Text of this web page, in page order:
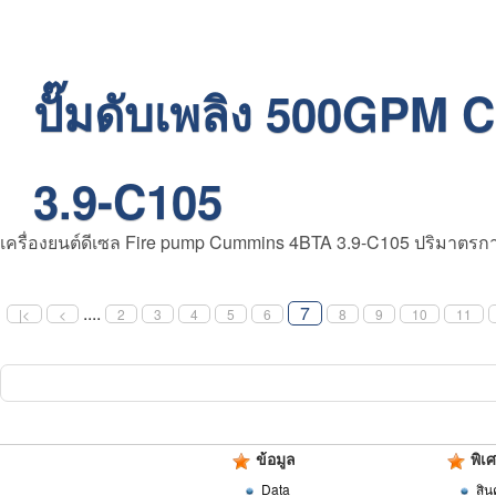
ปั๊มดับเพลิง 500GPM
3.9-C105
เครื่องยนต์ดีเซล Fire pump Cummins 4BTA 3.9-C105 ปริมาต
|< < .... 2 3 4 5 6 7 8 9 10 11
ข้อมูล
Data
พิเ
สิน